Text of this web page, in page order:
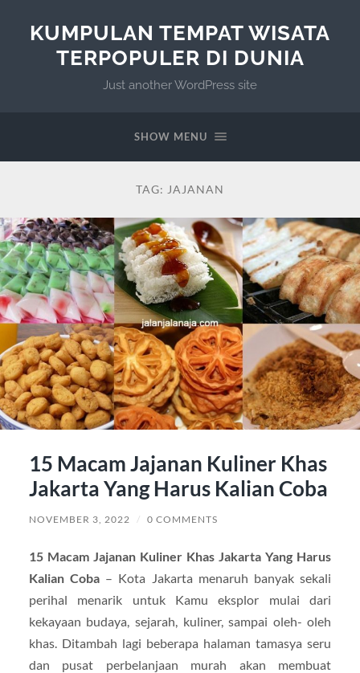
KUMPULAN TEMPAT WISATA
TERPOPULER DI DUNIA
Just another WordPress site
SHOW MENU
TAG: JAJANAN
15 Macam Jajanan Kuliner Khas
Jakarta Yang Harus Kalian Coba
NOVEMBER 3, 2022 / 0 COMMENTS
15 Macam Jajanan Kuliner Khas Jakarta Yang Harus
Kalian Coba – Kota Jakarta menaruh banyak sekali
perihal menarik untuk Kamu eksplor mulai dari
kekayaan budaya, sejarah, kuliner, sampai oleh- oleh
khas. Ditambah lagi beberapa halaman tamasya seru
dan pusat perbelanjaan murah akan membuat